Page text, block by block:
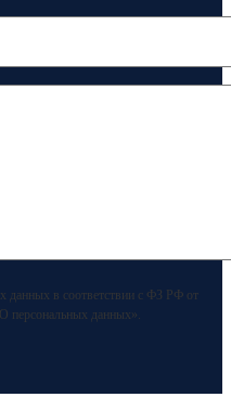
данных в соответствии с ФЗ РФ от
персональных данных».